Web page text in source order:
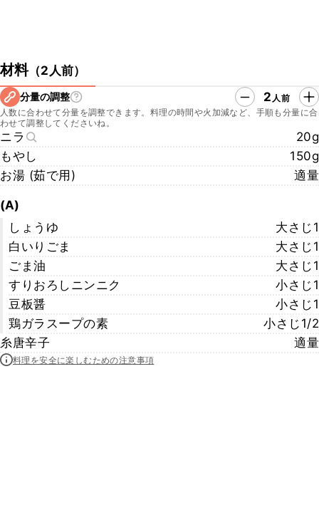
材料（2人前）
分量の調整 2 人前
人数に合わせて分量を調整できます。料理の時間や火加減など、手順も分量に合
わせて調整してくださいね。
ニラ
20g
もやし
150g
お湯 (茹で用)
適量
(A)
しょうゆ
大さじ1
白いりごま
大さじ1
ごま油
大さじ1
すりおろしニンニク
小さじ1
豆板醤
小さじ1
鶏ガラスープの素
小さじ1/2
糸唐辛子
適量
料理を安全に楽しむための注意事項